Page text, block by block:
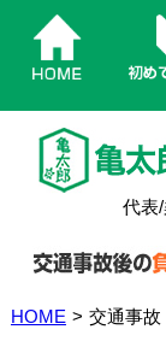
代表
HOME > 交通事故